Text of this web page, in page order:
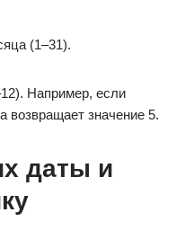
(1–31).
Например, если
значение 5.
даты и